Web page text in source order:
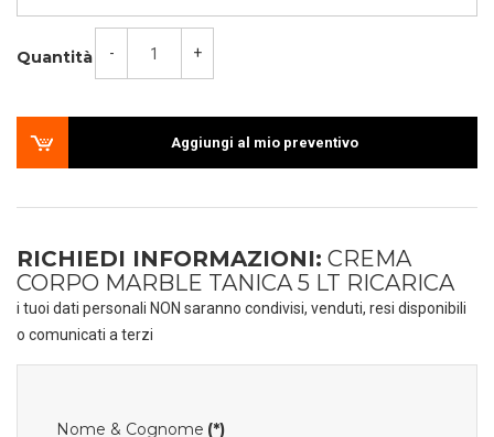
Quantità - +
Aggiungi al mio preventivo
RICHIEDI INFORMAZIONI: CREMA
CORPO MARBLE TANICA 5 LT RICARICA
i tuoi dati personali NON saranno condivisi, venduti, resi disponibili
o comunicati a terzi
Nome & Cognome (*)